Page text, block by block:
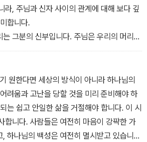
쉬지 않습니다. 그리스도인의 원수들은 절
치지도 않고 잠도 자지 않습니다. 거룩해지
니다. 그리스도인이라고 하면서 이 같은 영
모른다면 슬픈 일입니다.
룩한 삶에 이르는 바른 길 위에 있다는 증거
리스도인을 나타내는 중요한 표시 두 가지
서 일어나는 영적 싸움이며 다른 하나는 내
적 싸움 : 신자라는 증거
라, 주님과 신자 사이의 관계에 대해 보다 깊
합니다.
그분의 신부입니다. 주님은 우리의 머리이
입니다. 주님은 우리의 의사이시고 우리는
목자이시고 우리는 그분의 양입니다. 주님
리는 그분의 제자입니다. 다시 말해 이러한
워지는 것이 영적 성장의 본질이라는 뜻입니
사는 것이 그리스도니”(빌 1:21)라고 말한
원한다면 세상의 방식이 아니라 하나님의
려움과 고난을 당할 것을 미리 준비해야 하
는 쉽고 안일한 삶을 거절해야 합니다. 이 시
합니다. 사람들은 여전히 마음이 강퍅한 가
하나님의 백성은 여전히 멸시받고 있습니